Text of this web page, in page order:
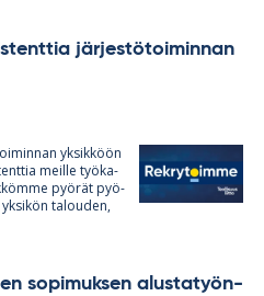
jär­jes­tö­toi­min­nan
yk­sik­köön
meille työ­ka­
pyö­rät pyö­
ta­lou­den,
so­pi­muk­sen alus­ta­työn­